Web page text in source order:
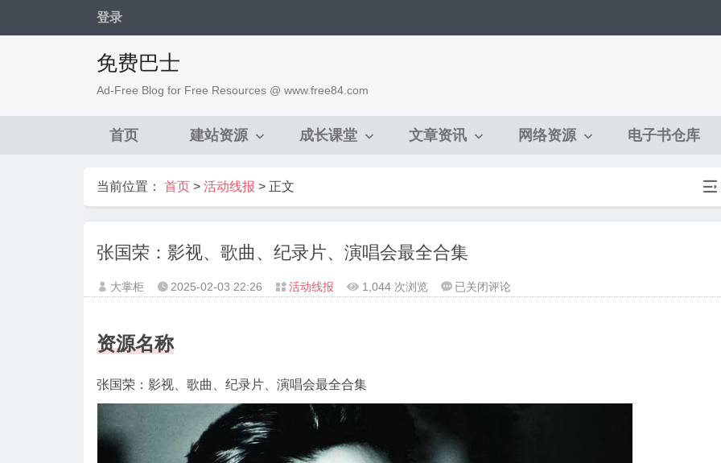
登录
免费巴士
Ad-Free Blog for Free Resources @ www.free84.com
首页 建站资源 成长课堂 文章资讯 网络资源 电子书仓库

当前位置： 首页 > 活动线报 > 正文
张国荣：影视、歌曲、纪录片、演唱会最全合集
 大掌柜  2025-02-03 22:26  活动线报  1,044 次浏览  张
曲、
已关闭评论
资源名称
张国荣：影视、歌曲、纪录片、演唱会最全合集